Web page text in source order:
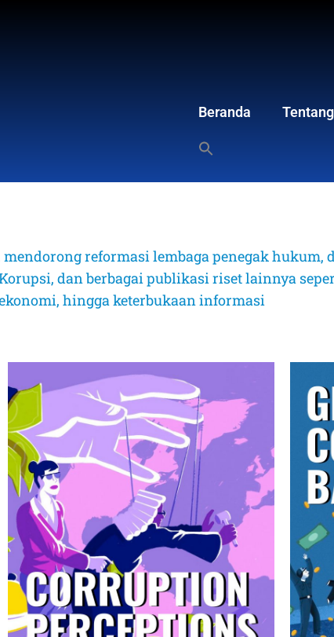
Beranda
reformasi lembaga penegak hukum,
dan berbagai publikasi riset lainnya
hingga keterbukaan informasi